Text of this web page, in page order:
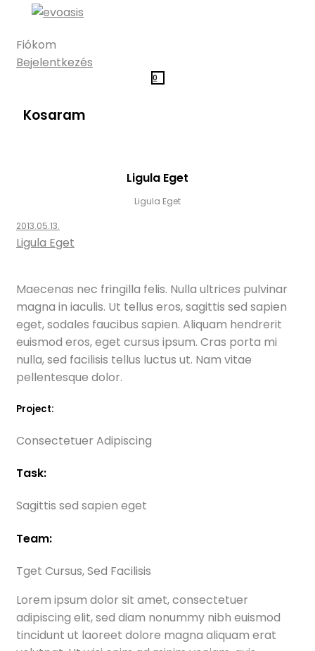
Fiókom
Bejelentkezés
0
Kosaram
Ligula Eget
Ligula Eget
2013.05.13.
Ligula Eget
Maecenas nec fringilla felis. Nulla ultrices pulvinar
magna in iaculis. Ut tellus eros, sagittis sed sapien
eget, sodales faucibus sapien. Aliquam hendrerit
euismod eros, eget cursus ipsum. Cras porta mi
nulla, sed facilisis tellus luctus ut. Nam vitae
pellentesque dolor.
Project:
Consectetuer Adipiscing
Task:
Sagittis sed sapien eget
Team:
Tget Cursus, Sed Facilisis
Lorem ipsum dolor sit amet, consectetuer
adipiscing elit, sed diam nonummy nibh euismod
tincidunt ut laoreet dolore magna aliquam erat